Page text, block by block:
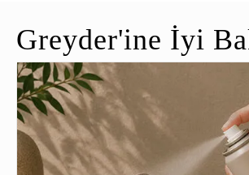
Greyder'ine İyi